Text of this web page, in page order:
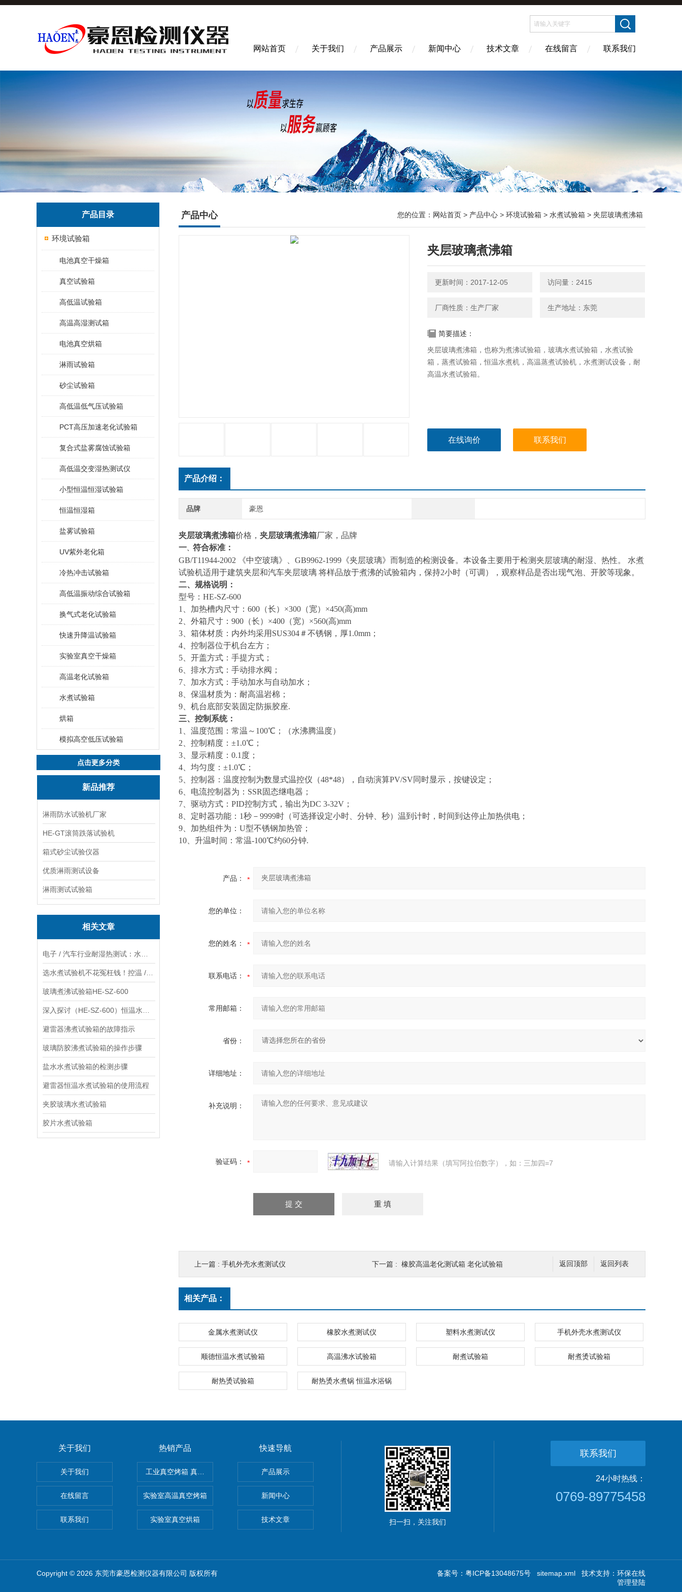
网站首页 关于我们 产品展示 新闻中心 技术文章 在线留言 联系我们
产品目录
环境试验箱
电池真空干燥箱
真空试验箱
高低温试验箱
高温高湿测试箱
电池真空烘箱
淋雨试验箱
砂尘试验箱
高低温低气压试验箱
PCT高压加速老化试验箱
复合式盐雾腐蚀试验箱
高低温交变湿热测试仪
小型恒温恒湿试验箱
恒温恒湿箱
盐雾试验箱
UV紫外老化箱
冷热冲击试验箱
高低温振动综合试验箱
换气式老化试验箱
快速升降温试验箱
实验室真空干燥箱
高温老化试验箱
水煮试验箱
烘箱
模拟高空低压试验箱
点击更多分类
新品推荐
淋雨防水试验机厂家
HE-GT滚筒跌落试验机
箱式砂尘试验仪器
优质淋雨测试设备
淋雨测试试验箱
相关文章
玻璃煮沸试验箱HE-SZ-600
避雷器沸煮试验箱的故障指示
玻璃防胶沸煮试验箱的操作步骤
盐水水煮试验箱的检测步骤
避雷器恒温水煮试验箱的使用流程
夹胶玻璃水煮试验箱
胶片水煮试验箱
产品中心 您的位置： 网站首页 > 产品中心 > 环境试验箱 > 水煮试验箱 > 夹层玻璃煮沸箱
夹层玻璃煮沸箱
更新时间：2017-12-05 访问量：2415
厂商性质：生产厂家 生产地址：东莞
简要描述：
夹层玻璃煮沸箱，也称为煮沸试验箱，玻璃水煮试验箱，水煮试验
箱，蒸煮试验箱，恒温水煮机，高温蒸煮试验机，水煮测试设备，耐
高温水煮试验箱。
在线询价 联系我们
产品介绍：
品牌 豪恩
夹层玻璃煮沸箱价格， 夹层玻璃煮沸箱厂家， 品牌
一、 符合标准：
GB/T11944-2002 《中空玻璃》、GB9962-1999《夹层玻璃》而制造的检测设备。本设备主要用于检测夹层玻璃的耐湿、热性。 水煮
试验机适用于建筑夹层和汽车夹层玻璃 将样品放于煮沸的试验箱内，保持2小时（可调），观察样品是否出现气泡、开胶等现象。
二、规格说明：
型号：HE-SZ-600
1
、加热槽内尺寸：600（长）×300（宽）×450(高)mm
2 、外箱尺寸：900（长）×400（宽）×560(高)mm
3 、箱体材质：内外均采用SUS304＃不锈钢，厚1.0mm；
4 、控制器位于机台左方；
5 、开盖方式：手提方式；
6 、排水方式：手动排水阀；
7 、加水方式：手动加水与自动加水；
8 、保温材质为：耐高温岩棉；
9 、机台底部安装固定防振胶座.
三、控制系统：
1
、温度范围：常温～100℃；（水沸腾温度）
2 、控制精度：±1.0℃；
3 、显示精度：0.1度；
4 、均匀度：±1.0℃；
5 、控制器：温度控制为数显式温控仪（48*48），自动演算PV/SV同时显示，按键设定；
6 、电流控制器为：SSR固态继电器；
7 、驱动方式：PID控制方式，输出为DC 3-32V；
8 、定时器功能：1秒－9999时（可选择设定小时、分钟、秒）温到计时，时间到达停止加热供电；
9 、加热组件为：U型不锈钢加热管；
10 、升温时间：常温-100℃约60分钟.
产品：
您的单位：
您的姓名：
联系电话：
常用邮箱：
省份：
详细地址：
补充说明：
验证码： 请输入计算结果（填写阿拉伯数字），如：三加四=7
返回列表
返回顶部
上一篇 : 手机外壳水煮测试仪 下一篇 : 橡胶高温老化测试箱 老化试验箱
相关产品：
金属水煮测试仪 橡胶水煮测试仪 塑料水煮测试仪 手机外壳水煮测试仪
顺德恒温水煮试验箱 高温沸水试验箱 耐煮试验箱 耐煮烫试验箱
耐热烫试验箱 耐热烫水煮锅 恒温水浴锅
关于我们
关于我们
在线留言
联系我们
热销产品
工业真空烤箱 真空烘箱
实验室高温真空烤箱
实验室真空烘箱
快速导航
产品展示
新闻中心
技术文章 扫一扫，关注我们
联系我们
24小时热线：
0769-89775458
Copyright © 2026 东莞市豪恩检测仪器有限公司 版权所有 备案号：粤ICP备13048675号 sitemap.xml 技术支持： 环保在线
管理登陆